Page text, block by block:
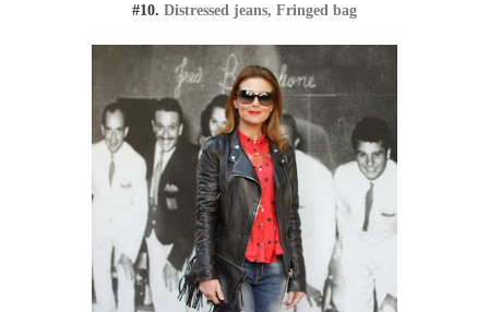
#10. Distressed jeans, Fringed bag